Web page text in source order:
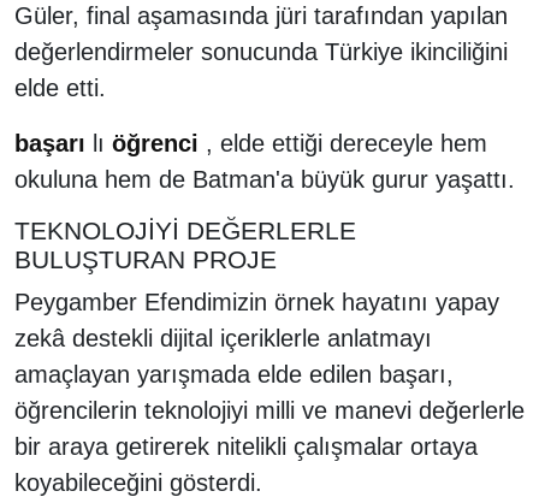
Güler, final aşamasında jüri tarafından yapılan
değerlendirmeler sonucunda Türkiye ikinciliğini
elde etti.
başarı lı öğrenci , elde ettiği dereceyle hem
okuluna hem de Batman'a büyük gurur yaşattı.
TEKNOLOJİYİ DEĞERLERLE
BULUŞTURAN PROJE
Peygamber Efendimizin örnek hayatını yapay
zekâ destekli dijital içeriklerle anlatmayı
amaçlayan yarışmada elde edilen başarı,
öğrencilerin teknolojiyi milli ve manevi değerlerle
bir araya getirerek nitelikli çalışmalar ortaya
koyabileceğini gösterdi.